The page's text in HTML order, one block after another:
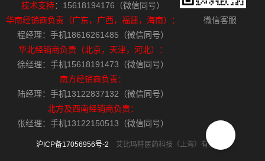
技术支持：15618194176（微信同号）
华南经销商负责（广东，广西，福建，海南）：
程经理：手机18616261485（微信同号）
华北经销商负责（北京，天津，河北）：
徐经理：手机15618191473（微信同号）
南方经销商负责：
陆经理：手机13122837132（微信同号）
北方及西南经销商负责：
张经理：手机13122150513（微信同号）
微信客服
沪ICP备17056956号-2 艾比玛特医药科技（上海）有限公司